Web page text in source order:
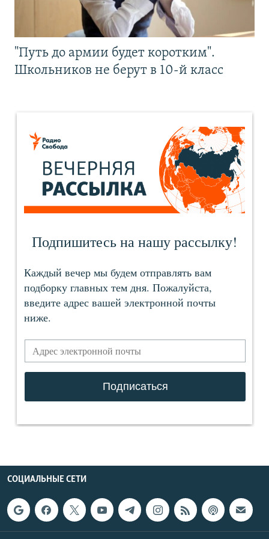
"Путь до армии будет коротким".
Школьников не берут в 10-й класс
СОЦИАЛЬНЫЕ СЕТИ